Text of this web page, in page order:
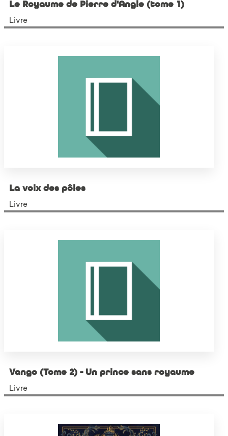
Le Royaume de Pierre d'Angle (tome 1)
Livre
La voix des pôles
Livre
Vango (Tome 2) - Un prince sans royaume
Livre